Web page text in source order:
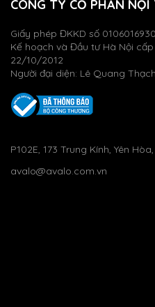
CÔNG TY CỔ PHẦN
Giấy phép ĐKKD số
Kế hoạch và Đầu tư Hà Nội
22/10/2012
Người đại diện: Lê Quang Thạch
P102E, 173 Trung Kính, Yên
avalo@avalo.com.vn